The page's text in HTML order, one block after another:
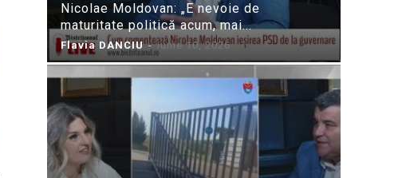
Nicolae Moldovan: „E nevoie de
maturitate politică acum, mai...
Flavia DANCIU - iunie 10, 2026